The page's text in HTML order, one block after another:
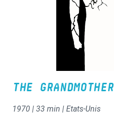
THE GRANDMOTHER
1970 | 33 min | Etats-Unis